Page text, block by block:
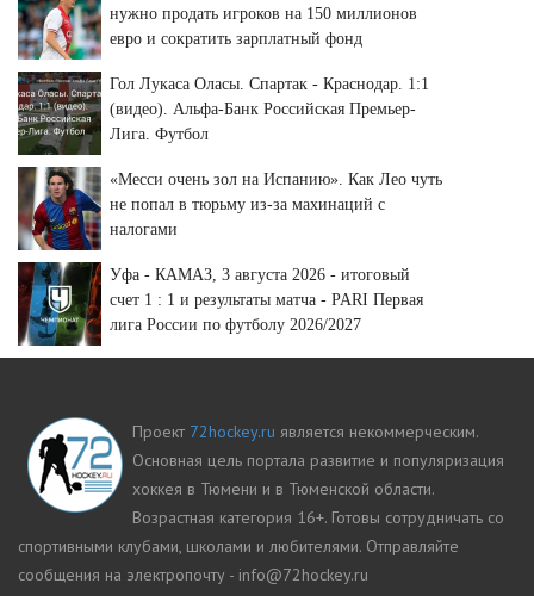
нужно продать игроков на 150 миллионов
евро и сократить зарплатный фонд
Гол Лукаса Оласы. Спартак - Краснодар. 1:1
(видео). Альфа-Банк Российская Премьер-
Лига. Футбол
«Месси очень зол на Испанию». Как Лео чуть
не попал в тюрьму из-за махинаций с
налогами
Уфа - КАМАЗ, 3 августа 2026 - итоговый
счет 1 : 1 и результаты матча - PARI Первая
лига России по футболу 2026/2027
Проект 72hockey.ru является некоммерческим.
Основная цель портала развитие и популяризация
хоккея в Тюмени и в Тюменской области.
Возрастная категория 16+. Готовы сотрудничать со
спортивными клубами, школами и любителями. Отправляйте
сообщения на электропочту - info@72hockey.ru